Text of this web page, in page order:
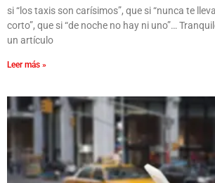
si “los taxis son carísimos”, que si “nunca te
corto”, que si “de noche no hay ni uno”…
un artículo
Leer más »